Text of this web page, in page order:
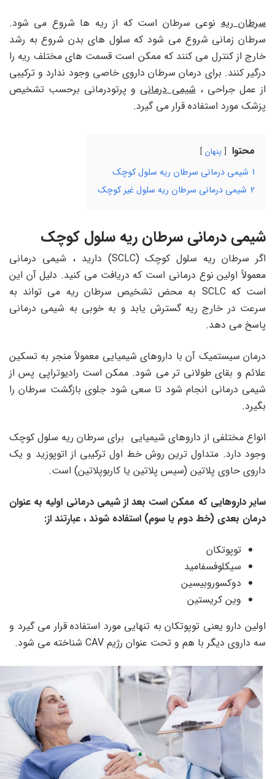
سرطان ریهنوعی سرطان است که از ریه ها شروع می شود.
سرطان زمانی شروع می شود که سلول های بدن شروع به رشد
خارج از کنترل می کنند که ممکن است قسمت های مختلف ریه را
درگیر کنند. برای درمان سرطان داروی خاصی وجود ندارد و ترکیبی
از عمل جراحی ،شیمی درمانی و پرتودرمانی برحسب تشخیص
پزشک مورد استفاده قرار می گیرد.
محتوا پنهان
1 شیمی درمانی سرطان ریه سلول کوچک
2 شیمی درمانی سرطان ریه سلول غیر کوچک
شیمی درمانی سرطان ریه سلول کوچک
اگر سرطان ریه سلول کوچک (SCLC) دارید ، شیمی درمانی
معمولاً اولین نوع درمانی است که دریافت می کنید. دلیل آن این
است که SCLC به محض تشخیص سرطان ریه می تواند به
سرعت در خارج ریه گسترش یابد و به خوبی به شیمی درمانی
پاسخ می دهد.
درمان سیستمیک آن با داروهای شیمیایی معمولاً منجر به تسکین
علائم و بقای طولانی تر می شود. ممکن است رادیوتراپی پس از
شیمی درمانی انجام شود تا سعی شود جلوی بازگشت سرطان را
بگیرد.
انواع مختلفی از داروهای شیمیایی برای سرطان ریه سلول کوچک
وجود دارد. متداول ترین روش خط اول ترکیبی از اتوپوزید و یک
داروی حاوی پلاتین (سیس پلاتین یا کاربوپلاتین) است.
سایر داروهایی که ممکن است بعد از شیمی درمانی اولیه به عنوان
درمان بعدی (خط دوم یا سوم) استفاده شوند ، عبارتند از:
توپوتکان
سیکلوفسفامید
دوکسوروبیسین
وین کریستین
اولین دارو یعنی توپوتکان به تنهایی مورد استفاده قرار می گیرد و
سه داروی دیگر با هم و تحت عنوان رژیم CAV شناخته می شود.